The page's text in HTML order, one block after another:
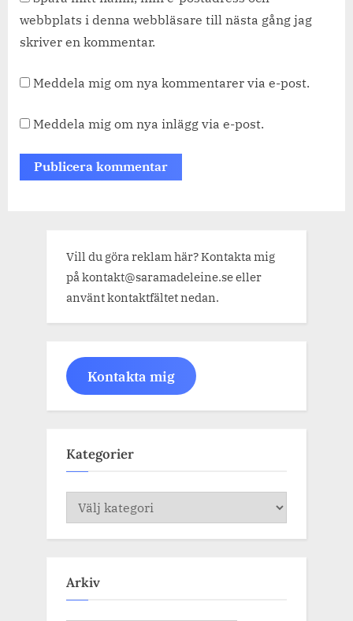
webbplats i denna webbläsare till nästa gång jag
skriver en kommentar.
Meddela mig om nya kommentarer via e-post.
Meddela mig om nya inlägg via e-post.
Vill du göra reklam här? Kontakta mig
på kontakt@saramadeleine.se eller
använt kontaktfältet nedan.
Kontakta mig
Kategorier
Kategorier
Arkiv